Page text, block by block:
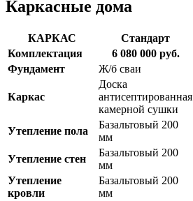
Каркасные дома
КАРКАС Стандарт
Комплектация
6 080 000руб.
Фундамент
Ж/б сваи
Каркас
Доска
антисептированная
камерной сушки
Утепление пола
Базальтовый 200
мм
Утепление стен
Базальтовый 200
мм
Утепление
кровли
Базальтовый 200
мм